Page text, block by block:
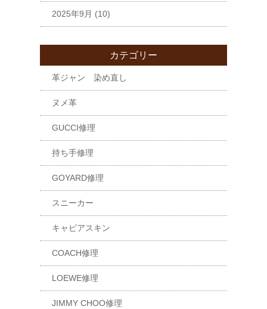
2025年9月 (10)
カテゴリー
革ジャン 染め直し
ヌメ革
GUCCI修理
持ち手修理
GOYARD修理
スニーカー
キャビアスキン
COACH修理
LOEWE修理
JIMMY CHOO修理